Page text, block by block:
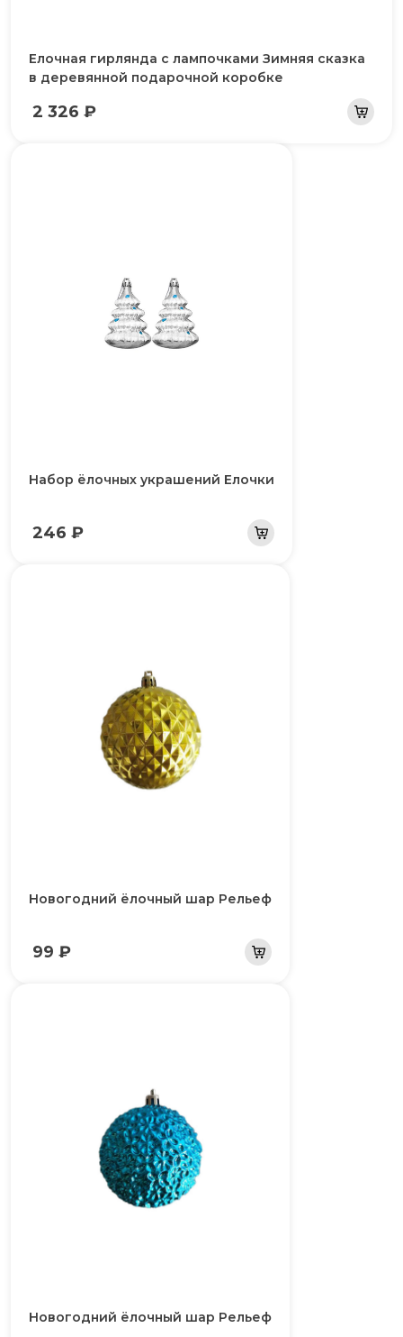
Елочная гирлянда с лампочками Зимняя сказка
в деревянной подарочной коробке
2 326 ₽
Набор ёлочных украшений Елочки
246 ₽
Новогодний ёлочный шар Рельеф
99 ₽
Новогодний ёлочный шар Рельеф